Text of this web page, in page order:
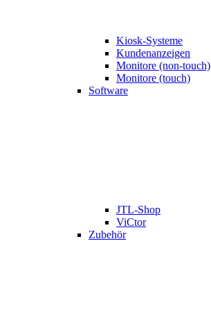
Kiosk-Systeme
Kundenanzeigen
Monitore (non-touch)
Monitore (touch)
Software
JTL-Shop
ViCtor
Zubehör